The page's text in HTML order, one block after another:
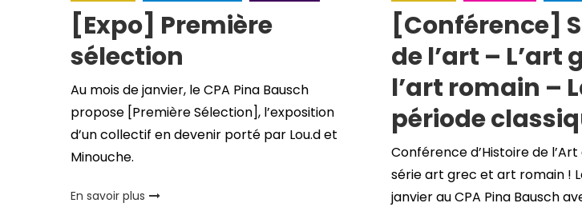
[Expo] Première
sélection
Au mois de janvier, le CPA Pina Bausch
propose [Première Sélection], l’exposition
d’un collectif en devenir porté par Lou.d et
Minouche.
En savoir plus
[Conférence]
de l’art – L’art
l’art romain –
période
Conférence d’Histoire de
série art grec et art romain !
janvier au CPA Pina Bausch